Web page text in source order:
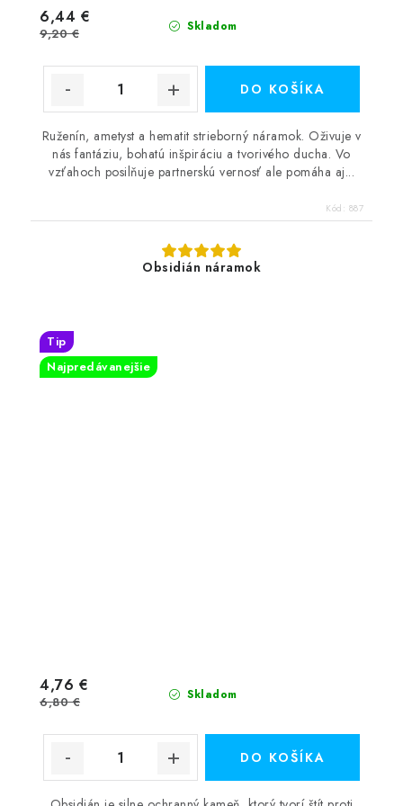
Skladom
6,44 €
9,20 €
DO KOŠÍKA
Ruženín, ametyst a hematit strieborný náramok. Oživuje v
nás fantáziu, bohatú inšpiráciu a tvorivého ducha. Vo
vzťahoch posilňuje partnerskú vernosť ale pomáha aj...
Kód: 887
Obsidián náramok
Tip
Najpredávanejšie
Skladom
4,76 €
6,80 €
DO KOŠÍKA